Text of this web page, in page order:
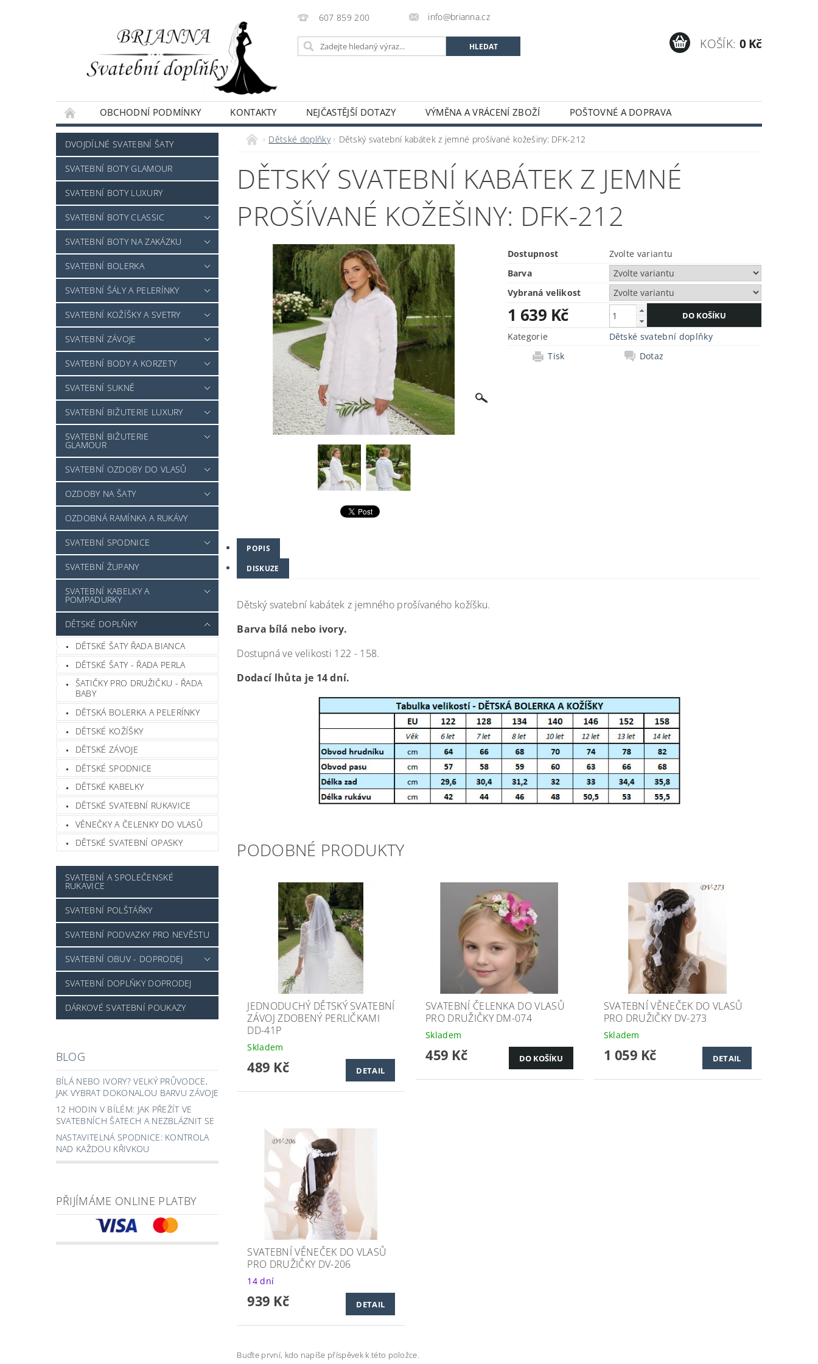
607 859 200 info@brianna.cz
KOŠÍK: 0 Kč
OBCHODNÍ PODMÍNKY KONTAKTY NEJČASTĚJŠÍ DOTAZY VÝMĚNA A VRÁCENÍ ZBOŽÍ
POŠTOVNÉ A DOPRAVA
NAPIŠTE NÁM
DVOJDÍLNÉ SVATEBNÍ ŠATY
SVATEBNÍ BOTY GLAMOUR
SVATEBNÍ BOTY LUXURY
SVATEBNÍ BOTY CLASSIC
SVATEBNÍ BOTY NA ZAKÁZKU
SVATEBNÍ BOLERKA
SVATEBNÍ ŠÁLY A PELERÍNKY
SVATEBNÍ KOŽÍŠKY A SVETRY
SVATEBNÍ ZÁVOJE
SVATEBNÍ BODY A KORZETY
SVATEBNÍ SUKNĚ
SVATEBNÍ BIŽUTERIE LUXURY
SVATEBNÍ BIŽUTERIE
GLAMOUR
SVATEBNÍ OZDOBY DO VLASŮ
OZDOBY NA ŠATY
OZDOBNÁ RAMÍNKA A RUKÁVY
SVATEBNÍ SPODNICE
SVATEBNÍ ŽUPANY
SVATEBNÍ KABELKY A
POMPADURKY
DĚTSKÉ DOPLŇKY
DĚTSKÉ ŠATY ŘADA BIANCA
DĚTSKÉ ŠATY - ŘADA PERLA
ŠATIČKY PRO DRUŽIČKU - ŘADA
BABY
DĚTSKÁ BOLERKA A PELERÍNKY
DĚTSKÉ KOŽÍŠKY
DĚTSKÉ ZÁVOJE
DĚTSKÉ SPODNICE
DĚTSKÉ KABELKY
DĚTSKÉ SVATEBNÍ RUKAVICE
VĚNEČKY A ČELENKY DO VLASŮ
DĚTSKÉ SVATEBNÍ OPASKY
SVATEBNÍ A SPOLEČENSKÉ
RUKAVICE
SVATEBNÍ POLŠTÁŘKY
SVATEBNÍ PODVAZKY PRO NEVĚSTU
SVATEBNÍ OBUV - DOPRODEJ
SVATEBNÍ DOPLŇKY DOPRODEJ
DÁRKOVÉ SVATEBNÍ POUKAZY
BLOG
BÍLÁ NEBO IVORY? VELKÝ PRŮVODCE,
JAK VYBRAT DOKONALOU BARVU ZÁVOJE
12 HODIN V BÍLÉM: JAK PŘEŽÍT VE
SVATEBNÍCH ŠATECH A NEZBLÁZNIT SE
NASTAVITELNÁ SPODNICE: KONTROLA
NAD KAŽDOU KŘIVKOU
PŘIJÍMÁME ONLINE PLATBY
Dětské doplňky Dětský svatební kabátek z jemné prošívané kožešiny: DFK-212
DĚTSKÝ SVATEBNÍ KABÁTEK Z JEMNÉ
PROŠÍVANÉ KOŽEŠINY: DFK-212
Dostupnost
Zvolte variantu
Barva
Vybraná velikost
1 639 Kč
Kategorie
Dětské svatební doplňky
Tisk
Dotaz
POPIS
DISKUZE
Dětský svatební kabátek z jemného prošívaného kožíšku.
Barva bílá nebo ivory.
Dostupná ve velikosti 122 - 158.
Dodací lhůta je 14 dní.
PODOBNÉ PRODUKTY
JEDNODUCHÝ DĚTSKÝ SVATEBNÍ
ZÁVOJ ZDOBENÝ PERLIČKAMI
DD-41P
Skladem
489 Kč DETAIL
SVATEBNÍ ČELENKA DO VLASŮ
PRO DRUŽIČKY DM-074
Skladem
459 Kč
SVATEBNÍ VĚNEČEK DO VLASŮ
PRO DRUŽIČKY DV-273
Skladem
1 059 Kč DETAIL
SVATEBNÍ VĚNEČEK DO VLASŮ
PRO DRUŽIČKY DV-206
14 dní
939 Kč DETAIL
Buďte první, kdo napíše příspěvek k této položce.